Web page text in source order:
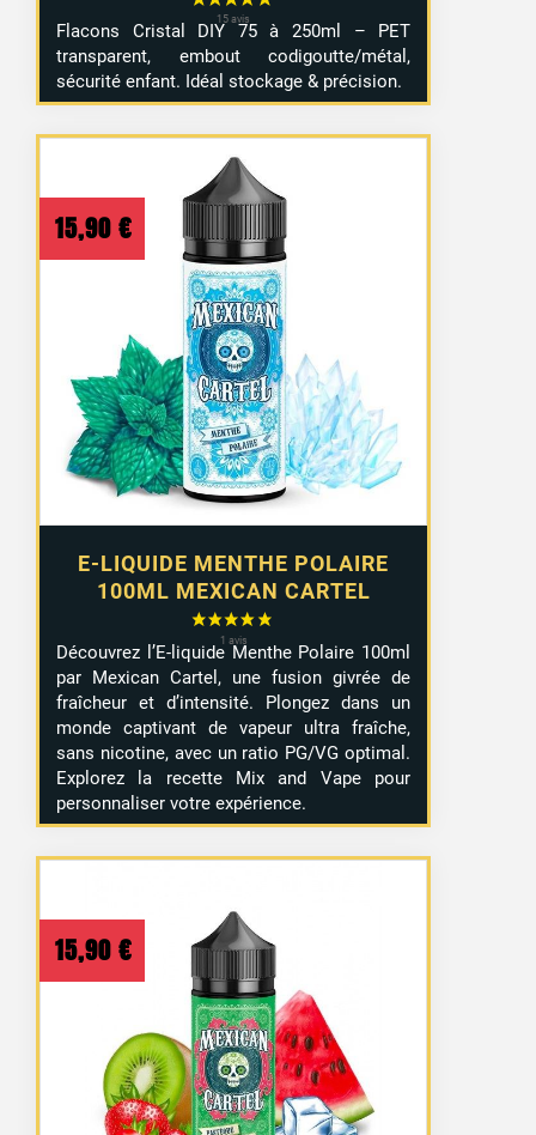
Flacons Cristal DIY 75 à 250ml – PET
transparent, embout codigoutte/métal,
sécurité enfant. Idéal stockage & précision.
E-LIQUIDE MENTHE POLAIRE
100ML MEXICAN CARTEL
15,90 €
Découvrez l’E-liquide Menthe Polaire 100ml
par Mexican Cartel, une fusion givrée de
fraîcheur et d’intensité. Plongez dans un
monde captivant de vapeur ultra fraîche,
sans nicotine, avec un ratio PG/VG optimal.
Explorez la recette Mix and Vape pour
personnaliser votre expérience.
15,90 €